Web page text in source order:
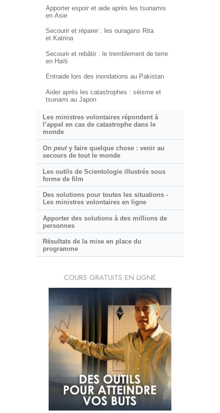
Apporter espoir et aide après les tsunamis
en Asie
Secourir et réparer : les ouragans Rita
et Katrina
Secourir et rebâtir : le tremblement de terre
en Haïti
Entraide lors des inondations au Pakistan
Aider après les catastrophes : séisme et
tsunami au Japon
Les ministres volontaires répondent à
l’appel en cas de catastrophe dans le
monde
On peuty faire quelque chose : venir au
secours de tout le monde
Les outils de Scientologie illustrés sous
forme de film
Des solutions pour toutes les situations -
Les ministres volontaires en ligne
Apporter des solutions à des millions de
personnes
Résultats de la mise en place du
programme
COURS GRATUITS EN LIGNE